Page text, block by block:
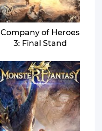
Company of Heroes
3: Final Stand